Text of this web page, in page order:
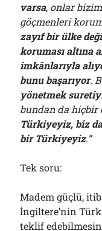
varsa, onlar
göçmenleri
zayıf bir ülke
koruması altına
imkânlarıyla
bunu başarıyor.
yönetmek
bundan da hiçbir
Türkiyeyiz, biz
bir Türkiyeyiz.”
Tek soru:
Madem güçlü,
İngiltere’nin
teklif